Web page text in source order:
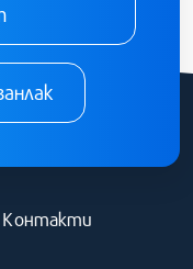
Контакти